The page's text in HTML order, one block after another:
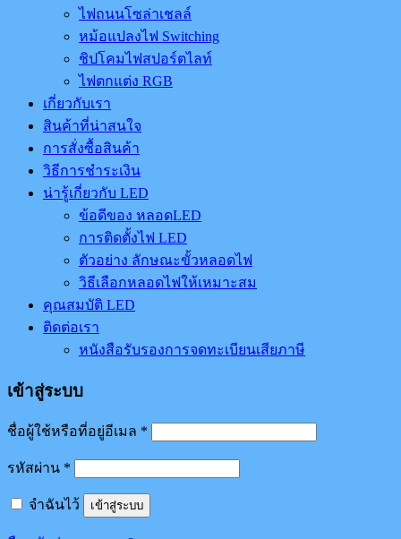
ไฟถนนโซล่าเชลล์
หม้อแปลงไฟ Switching
ชิปโคมไฟสปอร์ตไลท์
ไฟตกแต่ง RGB
เกี่ยวกับเรา
สินค้าที่น่าสนใจ
การสั่งซื้อสินค้า
วิธีการชำระเงิน
น่ารู้เกี่ยวกับ LED
ข้อดีของ หลอดLED
การติดตั้งไฟ LED
ตัวอย่าง ลักษณะขั้วหลอดไฟ
วิธีเลือกหลอดไฟให้เหมาะสม
คุณสมบัติ LED
ติดต่อเรา
หนังสือรับรองการจดทะเบียนเสียภาษี
เข้าสู่ระบบ
ชื่อผู้ใช้หรือที่อยู่อีเมล *
รหัสผ่าน *
จำฉันไว้ เข้าสู่ระบบ